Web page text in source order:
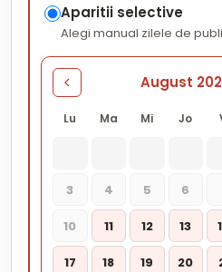
Aparitii selective
Alegi manual zilele de
August
Lu Ma Mi Jo
3 4 5 6
10 11 12 13
17 18 19 20